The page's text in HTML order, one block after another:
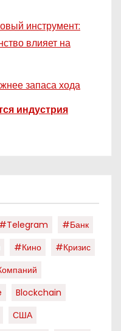
инструмент:
влияет на
запаса хода
индустрия
#telegram
#банк
#кино
#кризис
Blockchain
США